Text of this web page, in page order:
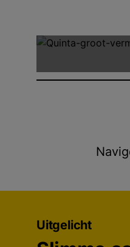
Uitgelicht